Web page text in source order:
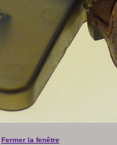
Fermer la fenêtre